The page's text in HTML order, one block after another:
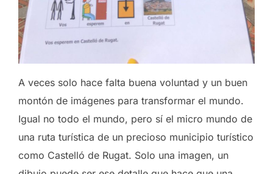
A veces solo hace falta buena voluntad y un buen
montón de imágenes para transformar el mundo.
Igual no todo el mundo, pero sí el micro mundo de
una ruta turística de un precioso municipio turístico
como Castelló de Rugat. Solo una imagen, un